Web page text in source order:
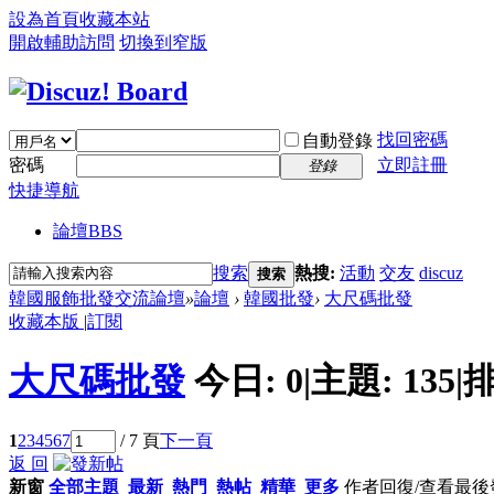
設為首頁收藏本站
開啟輔助訪問 切換到窄版
自動登錄 找回密碼
密碼
登錄
立即註冊
快捷導航
論壇BBS
搜索 搜索 熱搜: 活動 交友 discuz
韓國服飾批發交流論壇»論壇 › 韓國批發› 大尺碼批發
收藏本版 |訂閱
大尺碼批發 今日: 0|主題: 135|
1234567 / 7 頁下一頁
返 回
新窗 全部主題 最新 熱門 熱帖 精華 更多 作者回復/查看最後